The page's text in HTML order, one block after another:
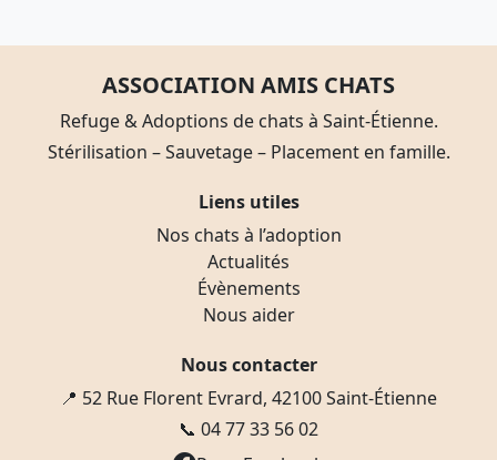
ASSOCIATION AMIS CHATS
Refuge & Adoptions de chats à Saint-Étienne.
Stérilisation – Sauvetage – Placement en famille.
Liens utiles
Nos chats à l’adoption
Actualités
Évènements
Nous aider
Nous contacter
📍 52 Rue Florent Evrard, 42100 Saint-Étienne
📞 04 77 33 56 02